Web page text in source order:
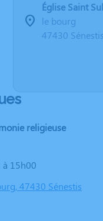
Église Saint
le bourg
47430 Sénestis
religieuse
à 15h00
47430 Sénestis